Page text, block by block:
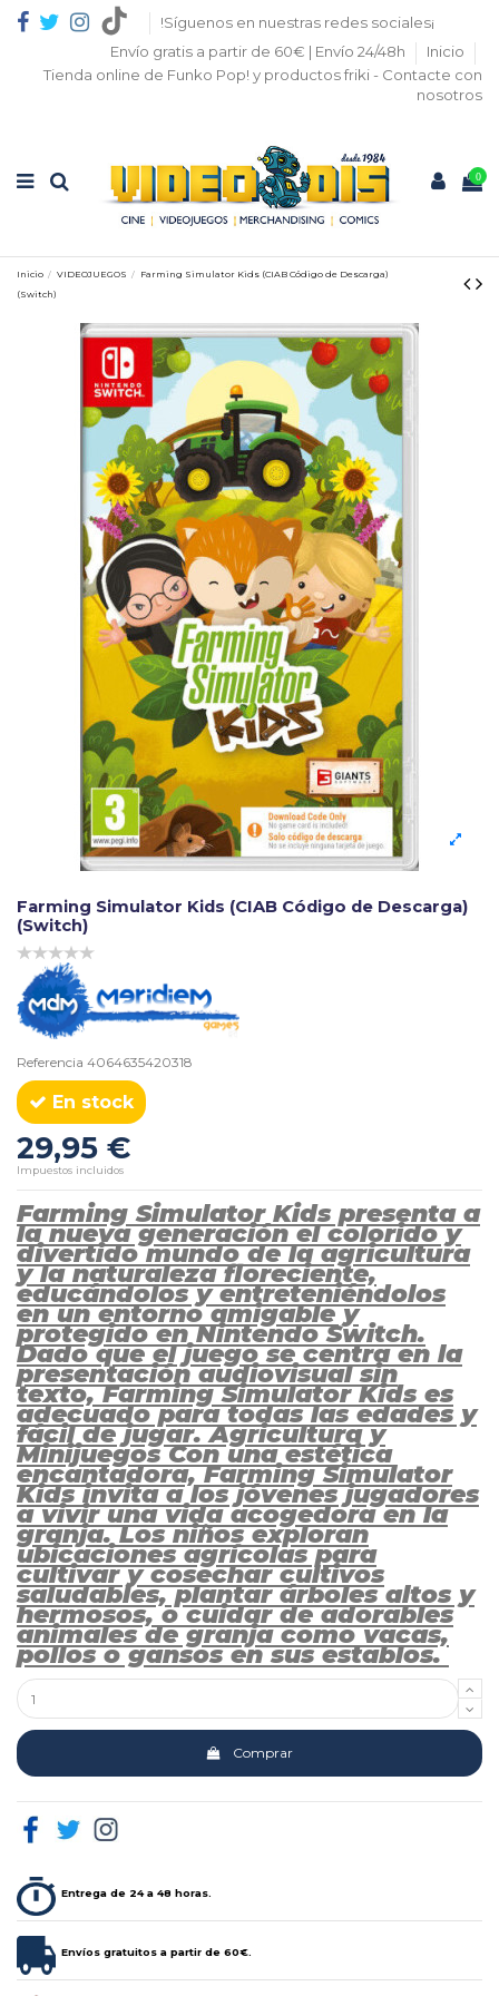
!Síguenos en nuestras redes sociales¡
Envío gratis a partir de 60€ | Envío 24/48h
Inicio
Tienda online de Funko Pop! y productos friki - Contacte con
nosotros
0
Inicio VIDEOJUEGOS
Farming Simulator Kids (CIAB Código de Descarga)
(Switch)
Farming Simulator Kids (CIAB Código de Descarga)
(Switch)
Referencia 4064635420318
En stock
29,95 €
Impuestos incluidos
Farming Simulator Kids presenta a
la nueva generación el colorido y
divertido mundo de la agricultura
y la naturaleza floreciente,
educándolos y entreteniéndolos
en un entorno amigable y
protegido en Nintendo Switch.
Dado que el juego se centra en la
presentación audiovisual sin
texto, Farming Simulator Kids es
adecuado para todas las edades y
fácil de jugar. Agricultura y
Minijuegos Con una estética
encantadora, Farming Simulator
Kids invita a los jóvenes jugadores
a vivir una vida acogedora en la
granja. Los niños exploran
ubicaciones agrícolas para
cultivar y cosechar cultivos
saludables, plantar árboles altos y
hermosos, o cuidar de adorables
animales de granja como vacas,
pollos o gansos en sus establos.
Comprar
Entrega de 24 a 48 horas.
Envíos gratuitos a partir de 60€.